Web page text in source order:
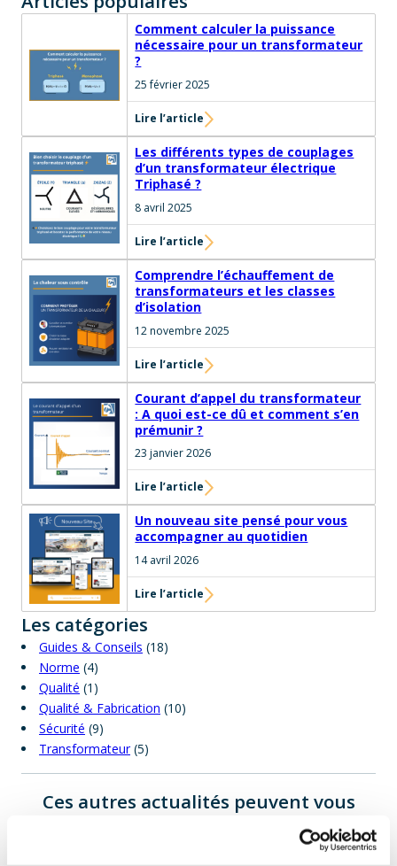
Comment calculer la puissance
nécessaire pour un transformateur
?
25 février 2025
Lire l’article
Les différents types de couplages
d’un transformateur électrique
Triphasé ?
8 avril 2025
Lire l’article
Comprendre l’échauffement de
transformateurs et les classes
d’isolation
12 novembre 2025
Lire l’article
Courant d’appel du transformateur
: A quoi est-ce dû et comment s’en
prémunir ?
23 janvier 2026
Lire l’article
Un nouveau site pensé pour vous
accompagner au quotidien
14 avril 2026
Lire l’article
Les catégories
Guides & Conseils (18)
Norme (4)
Qualité (1)
Qualité & Fabrication (10)
Sécurité (9)
Transformateur(5)
Ces autres actualités peuvent vous